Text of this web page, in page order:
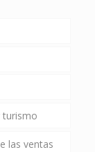
turismo
las ventas